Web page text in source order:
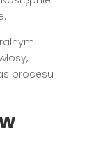
procesu